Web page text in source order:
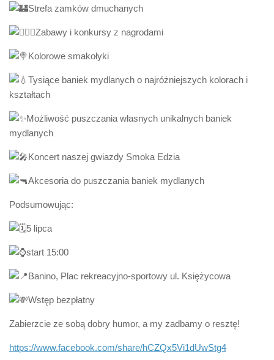
Strefa zamków dmuchanych
Zabawy i konkursy z nagrodami
Kolorowe smakołyki
Tysiące baniek mydlanych o najróżniejszych kolorach i
kształtach
Możliwość puszczania własnych unikalnych baniek
mydlanych
Koncert naszej gwiazdy Smoka Edzia
Akcesoria do puszczania baniek mydlanych
Podsumowując:
5 lipca
start 15:00
Banino, Plac rekreacyjno-sportowy ul. Księżycowa
Wstęp bezpłatny
Zabierzcie ze sobą dobry humor, a my zadbamy o resztę!
https://www.facebook.com/share/hCZQx5Vi1dUwStg4